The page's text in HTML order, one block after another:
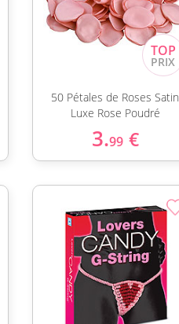
50 Pétales de Roses Satin
Luxe Rose Poudré
3.99 €